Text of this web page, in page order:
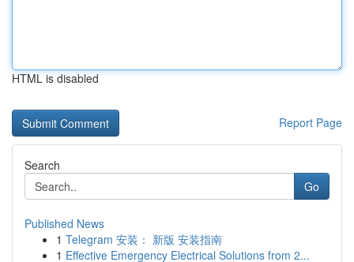
HTML is disabled
Report Page
Search
Go
Published News
1 Telegram 安装： 新版 安装指南
1 Effective Emergency Electrical Solutions from 2...